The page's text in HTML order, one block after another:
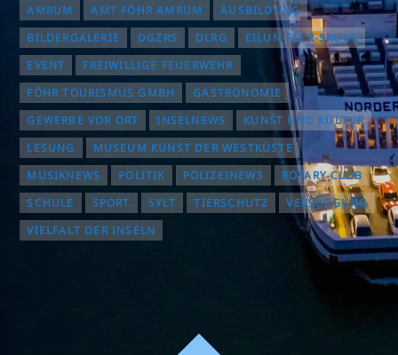
AMRUM AMT FÖHR AMRUM
AUSBILDUNG
BILDERGALERIE
DGZRS DLRG
EILUN-FEER-SKUUL
EVENT
FREIWILLIGE FEUERWEHR
FÖHR TOURISMUS GMBH
GASTRONOMIE
GEWERBE VOR ORT
INSELNEWS
KUNST UND KULTUR
LESUNG
MUSEUM KUNST DER WESTKÜSTE
MUSIKNEWS
POLITIK POLIZEINEWS
ROTARY CLUB
SCHULE
SPORT SYLT TIERSCHUTZ
VERSORGUNG
VIELFALT DER INSELN